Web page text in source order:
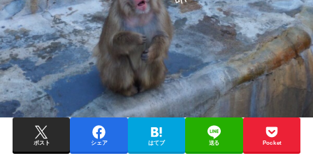
ポスト シェア はてブ 送る Pocket